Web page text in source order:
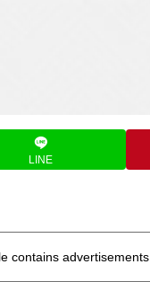
LINE
contains advertisements.